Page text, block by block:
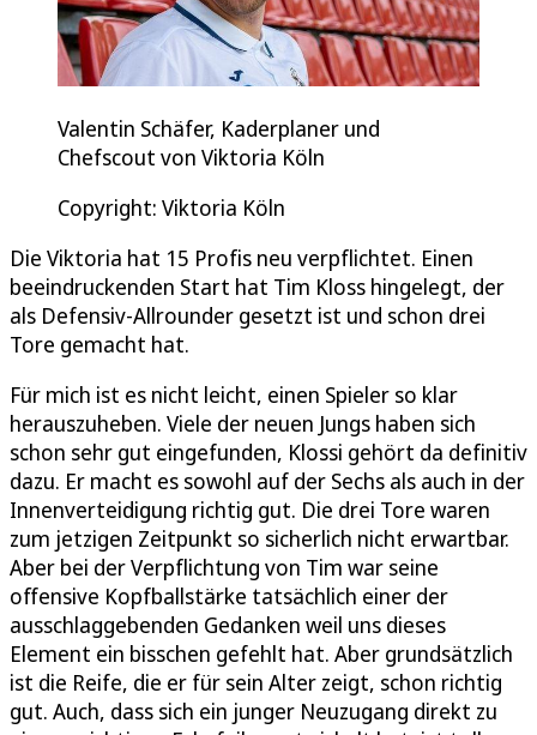
Valentin Schäfer, Kaderplaner und
Chefscout von Viktoria Köln
Copyright: Viktoria Köln
Die Viktoria hat 15 Profis neu verpflichtet. Einen
beeindruckenden Start hat Tim Kloss hingelegt, der
als Defensiv-Allrounder gesetzt ist und schon drei
Tore gemacht hat.
Für mich ist es nicht leicht, einen Spieler so klar
herauszuheben. Viele der neuen Jungs haben sich
schon sehr gut eingefunden, Klossi gehört da definitiv
dazu. Er macht es sowohl auf der Sechs als auch in der
Innenverteidigung richtig gut. Die drei Tore waren
zum jetzigen Zeitpunkt so sicherlich nicht erwartbar.
Aber bei der Verpflichtung von Tim war seine
offensive Kopfballstärke tatsächlich einer der
ausschlaggebenden Gedanken weil uns dieses
Element ein bisschen gefehlt hat. Aber grundsätzlich
ist die Reife, die er für sein Alter zeigt, schon richtig
gut. Auch, dass sich ein junger Neuzugang direkt zu